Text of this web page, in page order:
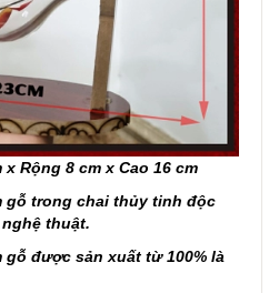
Rộng 8 cm x Cao 16 cm
gỗ trong chai thủy tinh độc
thuật.
được sản xuất từ 100% là